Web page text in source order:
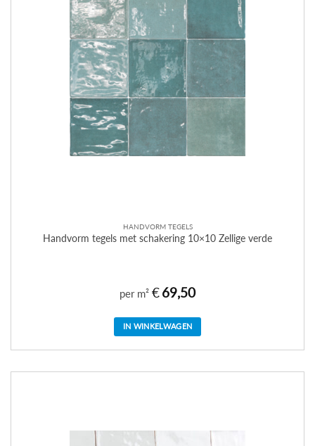
HANDVORM TEGELS
Handvorm tegels met schakering 10×10 Zellige verde
per m² €69,50
IN WINKELWAGEN